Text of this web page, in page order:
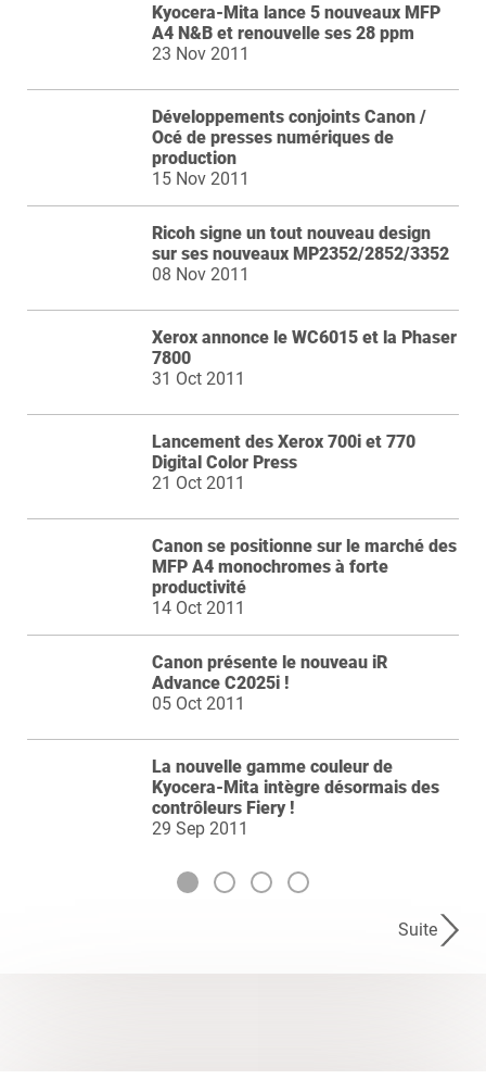
Kyocera-Mita lance 5 nouveaux MFP
A4 N&B et renouvelle ses 28 ppm
23 Nov 2011
Développements conjoints Canon /
Océ de presses numériques de
production
15 Nov 2011
Ricoh signe un tout nouveau design
sur ses nouveaux MP2352/2852/3352
08 Nov 2011
Xerox annonce le WC6015 et la Phaser
7800
31 Oct 2011
Lancement des Xerox 700i et 770
Digital Color Press
21 Oct 2011
Canon se positionne sur le marché des
MFP A4 monochromes à forte
productivité
14 Oct 2011
Canon présente le nouveau iR
Advance C2025i !
05 Oct 2011
La nouvelle gamme couleur de
Kyocera-Mita intègre désormais des
contrôleurs Fiery !
29 Sep 2011
Suite